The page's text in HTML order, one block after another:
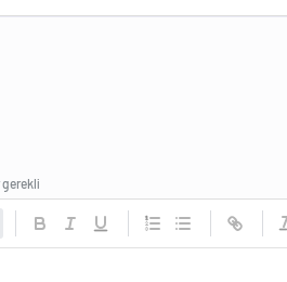
gerekli